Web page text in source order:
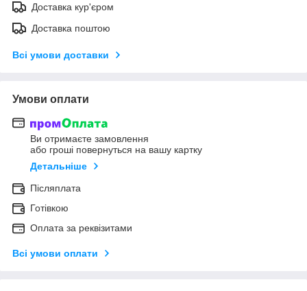
Доставка кур'єром
Доставка поштою
Всі умови доставки
Умови оплати
Ви отримаєте замовлення
або гроші повернуться на вашу картку
Детальніше
Післяплата
Готівкою
Оплата за реквізитами
Всі умови оплати